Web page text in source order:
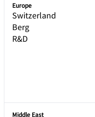
Europe
Switzerland
Berg
R&D
Middle East